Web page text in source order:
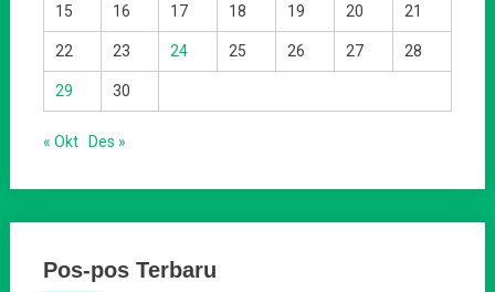
15 16 17 18 19 20 21
22 23 24 25 26 27 28
29 30
« Okt Des »
Pos-pos Terbaru